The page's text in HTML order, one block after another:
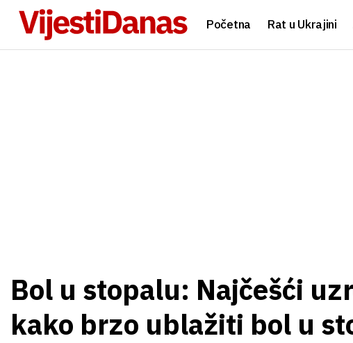
Početna Rat u Ukrajini
Bol u stopalu: Najčešći
kako brzo ublažiti bol u